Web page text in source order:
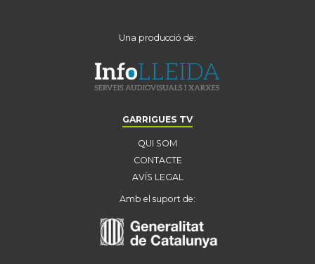
Una producció de:
GARRIGUES TV
QUI SOM
CONTACTE
AVÍS LEGAL
Amb el suport de: